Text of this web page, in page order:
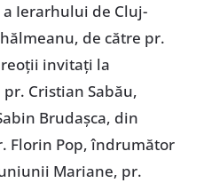
Ierarhului de Cluj-
de către pr.
invitaţi la
Cristian Sabău,
Brudaşca, din
Florin Pop, îndrumător
Mariane, pr.